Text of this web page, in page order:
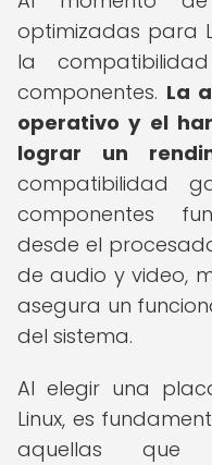
optimizadas para
la
componentes. La
operativo y el
lograr un
compatibilidad
componentes
desde el
de audio y video,
asegura un
del sistema.
Al elegir una
Linux, es
aquellas que